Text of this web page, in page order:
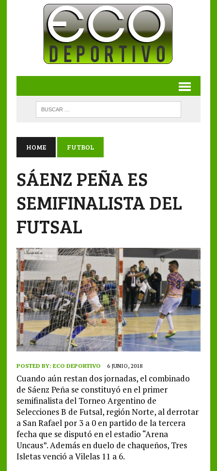
HOME FUTBOL
SÁENZ PEÑA ES
SEMIFINALISTA DEL
FUTSAL
POSTED BY: ECO DEPORTIVO 6 JUNIO, 2018
Cuando aún restan dos jornadas, el combinado
de Sáenz Peña se constituyó en el primer
semifinalista del Torneo Argentino de
Selecciones B de Futsal, región Norte, al derrotar
a San Rafael por 3 a 0 en partido de la tercera
fecha que se disputó en el estadio “Arena
Uncaus”. Además en duelo de chaqueños, Tres
Isletas venció a Vilelas 11 a 6.